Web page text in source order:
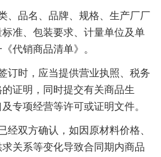
品名、品牌、规格、生产厂厂
准、包装要求、计量单位及单
代销商品清单》。
时，应当提供营业执照、税务
证明，同时提交有关商品生
专项经营等许可或证明文件。
双方确认，如因原材料价格、
关系等变化导致合同期内商品